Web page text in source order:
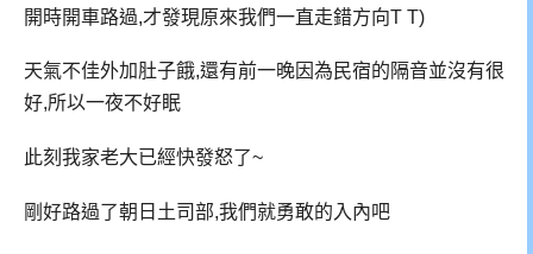
開時開車路過,才發現原來我們一直走錯方向T T)
天氣不佳外加肚子餓,還有前一晚因為民宿的隔音並沒有很
好,所以一夜不好眠
此刻我家老大已經快發怒了~
剛好路過了朝日土司部,我們就勇敢的入內吧